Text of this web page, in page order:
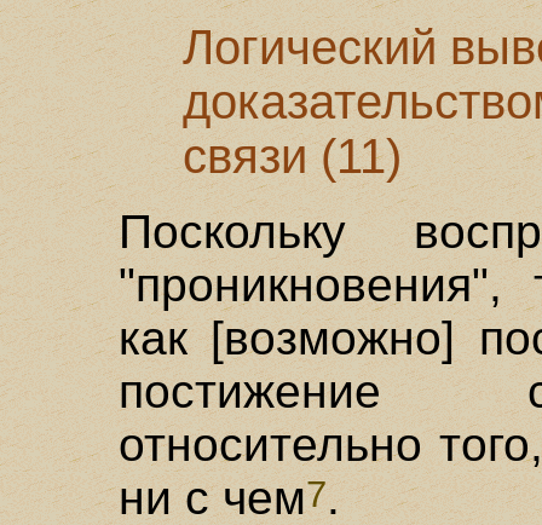
Логический
связи (11)
Поскольку
"проникновения",
как [возможно]
постижение
относительно
ни с чем7.